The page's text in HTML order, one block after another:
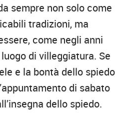
sempre non solo come
tradizioni, ma
come negli anni
di villeggiatura. Se
e la bontà dello spiedo
di sabato
dello spiedo.